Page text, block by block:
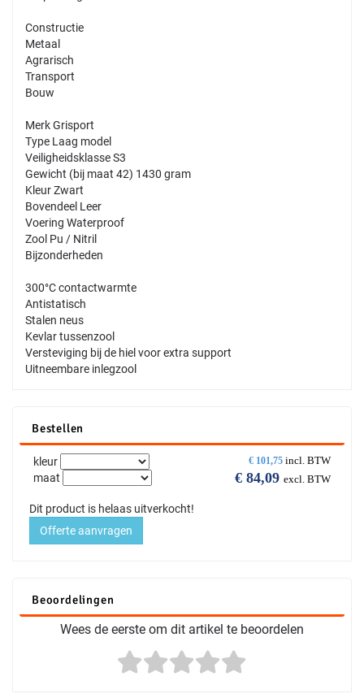
Constructie
Metaal
Agrarisch
Transport
Bouw
Merk Grisport
Type Laag model
Veiligheidsklasse S3
Gewicht (bij maat 42) 1430 gram
Kleur Zwart
Bovendeel Leer
Voering Waterproof
Zool Pu / Nitril
Bijzonderheden
300°C contactwarmte
Antistatisch
Stalen neus
Kevlar tussenzool
Versteviging bij de hiel voor extra support
Uitneembare inlegzool
Bestellen
€ 101,75 incl. BTW
€ 84,09 excl. BTW
kleur
maat
Dit product is helaas uitverkocht!
Offerte aanvragen
Beoordelingen
Wees de eerste om dit artikel te beoordelen